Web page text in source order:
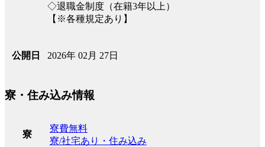
◇退職金制度（在籍3年以上）
【※各種規定あり】
公開日 2026年 02月 27日
寮・住み込み情報
寮
寮費無料
寮/社宅あり・住み込み